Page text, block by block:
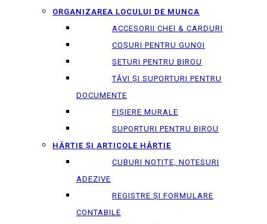
ORGANIZAREA LOCULUI DE MUNCA
ACCESORII CHEI & СARDURI
COȘURI PENTRU GUNOI
SETURI PENTRU BIROU
TĂVI ȘI SUPORTURI PENTRU
DOCUMENTE
FIȘIERE MURALE
SUPORTURI PENTRU BIROU
HÂRTIE ȘI ARTICOLE HÂRTIE
CUBURI NOTIȚE, NOTESURI
ADEZIVE
REGISTRE ȘI FORMULARE
CONTABILE